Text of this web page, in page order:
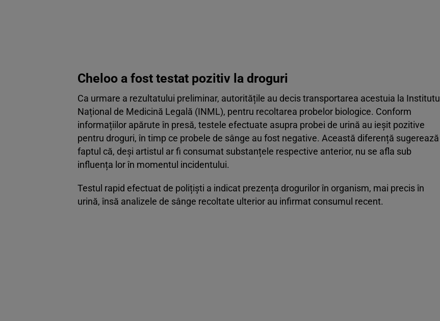
Cheloo a fost testat pozitiv la droguri
Ca urmare a rezultatului preliminar, autoritățile au decis transportarea acestuia la Institutul
Național de Medicină Legală (INML), pentru recoltarea probelor biologice. Conform
informațiilor apărute în presă, testele efectuate asupra probei de urină au ieșit pozitive
pentru droguri, în timp ce probele de sânge au fost negative. Această diferență sugerează
faptul că, deși artistul ar fi consumat substanțele respective anterior, nu se afla sub
influența lor în momentul incidentului.
Testul rapid efectuat de polițiști a indicat prezența drogurilor în organism, mai precis în
urină, însă analizele de sânge recoltate ulterior au infirmat consumul recent.